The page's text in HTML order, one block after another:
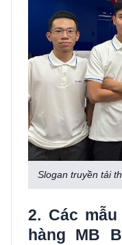
Slogan truyền tải
2. Các
hàng MB